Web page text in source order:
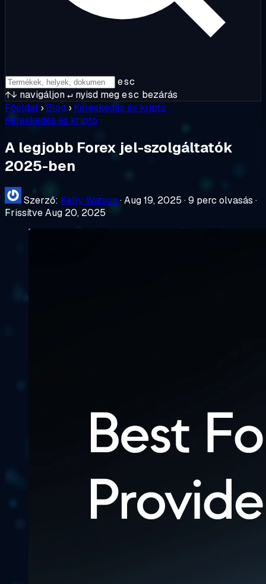
esc
↑↓ navigáljon↵ nyisd megesc bezárás
Főoldal › Blog › Kereskedés és kripto
Kereskedés és kripto
A legjobb Forex jel-szolgáltatók
2025-ben
Szerző: Kelly Watson·Aug 19, 2025 ·9 perc olvasás ·
Frissítve Aug 20, 2025